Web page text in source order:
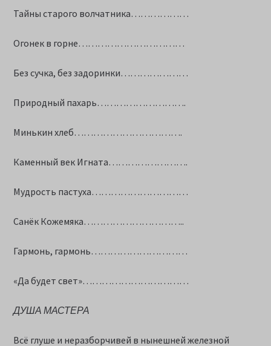
Тайны старого волчатника………………
Огонек в горне……………………………
Без сучка, без задоринки…………………
Природный пахарь……………………….
Минькин хлеб…………………………….
Каменный век Игната…………………….
Мудрость пастуха…………………………
Санёк Кожемяка…………………………..
Гармонь, гармонь…………………………
«Да будет свет»……………………………
ДУША МАСТЕРА
Всё глуше и неразборчивей в нынешней железной